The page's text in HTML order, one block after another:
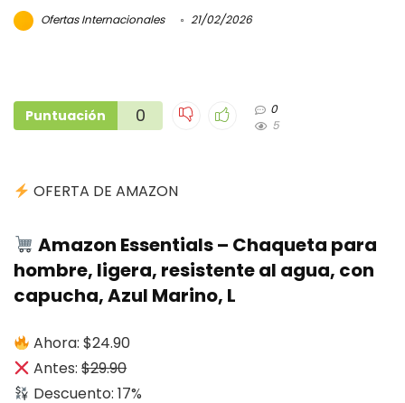
Ofertas Internacionales 21/02/2026
Puntuación 0
0
5
OFERTA DE AMAZON
Amazon Essentials – Chaqueta para
hombre, ligera, resistente al agua, con
capucha, Azul Marino, L
Ahora: $24.90
Antes:$29.90
Descuento: 17%